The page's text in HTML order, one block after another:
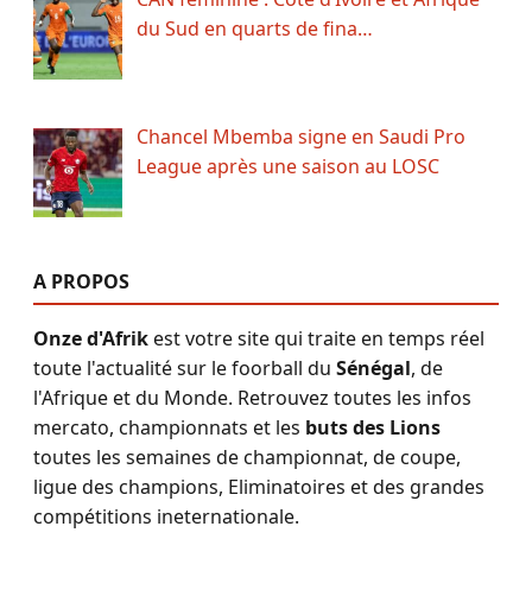
du Sud en quarts de fina…
Chancel Mbemba signe en Saudi Pro
League après une saison au LOSC
A PROPOS
Onze d'Afrikest votre site qui traite en temps réel
toute l'actualité sur le foorball du Sénégal, de
l'Afrique et du Monde. Retrouvez toutes les infos
mercato, championnats et les buts des Lions
toutes les semaines de championnat, de coupe,
ligue des champions, Eliminatoires et des grandes
compétitions ineternationale.